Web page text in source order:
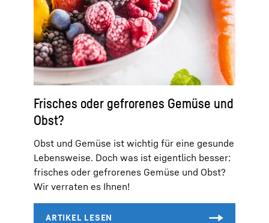
Frisches oder gefrorenes Gemüse und
Obst?
Obst und Gemüse ist wichtig für eine gesunde
Lebensweise. Doch was ist eigentlich besser:
frisches oder gefrorenes Gemüse und Obst?
Wir verraten es Ihnen!